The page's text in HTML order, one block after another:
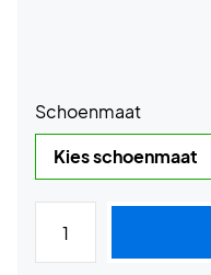
Schoenmaat